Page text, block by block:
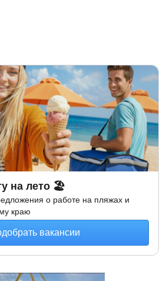
на лето 🏖
о работе на пляжах и
краю
вакансии